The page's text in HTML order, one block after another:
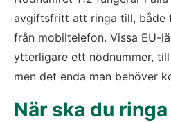
avgiftsfritt att ringa till, både
från mobiltelefon. Vissa EU-
ytterligare ett nödnummer,
men det enda man behöver
När ska du ringa